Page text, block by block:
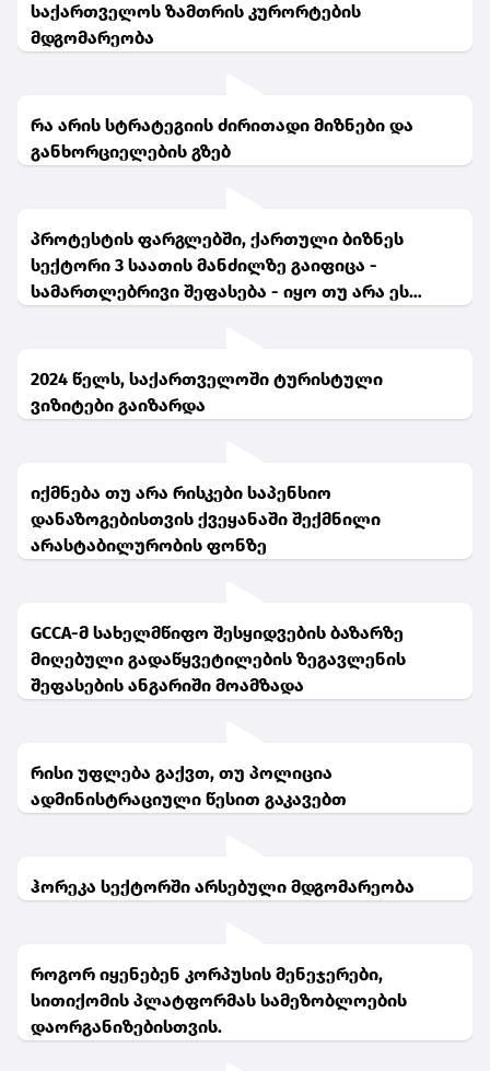
საქართველოს ზამთრის კურორტების
მდგომარეობა
რა არის სტრატეგიის ძირითადი მიზნები და
განხორციელების გზებ
პროტესტის ფარგლებში, ქართული ბიზნეს
სექტორი 3 საათის მანძილზე გაიფიცა -
სამართლებრივი შეფასება - იყო თუ არა ეს
2024 წელს, საქართველოში ტურისტული
ვიზიტები გაიზარდა
იქმნება თუ არა რისკები საპენსიო
დანაზოგებისთვის ქვეყანაში შექმნილი
არასტაბილურობის ფონზე
GCCA-მ სახელმწიფო შესყიდვების ბაზარზე
მიღებული გადაწყვეტილების ზეგავლენის
შეფასების ანგარიში მოამზადა
რისი უფლება გაქვთ, თუ პოლიცია
ადმინისტრაციული წესით გაკავებთ
ჰორეკა სექტორში არსებული მდგომარეობა
როგორ იყენებენ კორპუსის მენეჯერები,
სითიქომის პლატფორმას სამეზობლოების
დაორგანიზებისთვის.